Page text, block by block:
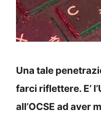
Una tale
farci riflettere. E’
all’OCSE ad aver